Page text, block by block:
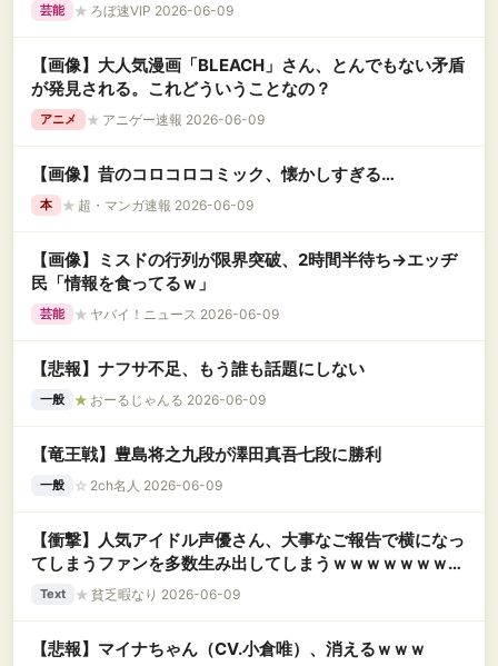
芸能 ★ ろぼ速VIP 2026-06-09
【画像】大人気漫画「BLEACH」さん、とんでもない矛盾
が発見される。これどういうことなの？
アニメ ★ アニゲー速報 2026-06-09
【画像】昔のコロコロコミック、懐かしすぎる…
本 ★ 超・マンガ速報 2026-06-09
【画像】ミスドの行列が限界突破、2時間半待ち→エッヂ
民「情報を食ってるｗ」
芸能 ★ ヤバイ！ニュース 2026-06-09
【悲報】ナフサ不足、もう誰も話題にしない
一般 ★ おーるじゃんる 2026-06-09
【竜王戦】豊島将之九段が澤田真吾七段に勝利
一般 ☆ 2ch名人 2026-06-09
【衝撃】人気アイドル声優さん、大事なご報告で横になっ
てしまうファンを多数生み出してしまうｗｗｗｗｗｗｗｗ
ｗｗｗｗ
Text ★ 貧乏暇なり 2026-06-09
【悲報】マイナちゃん（CV.小倉唯）、消えるｗｗｗ